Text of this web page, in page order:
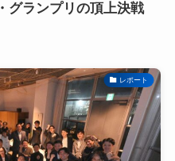
グランプリの頂上決戦
レポート